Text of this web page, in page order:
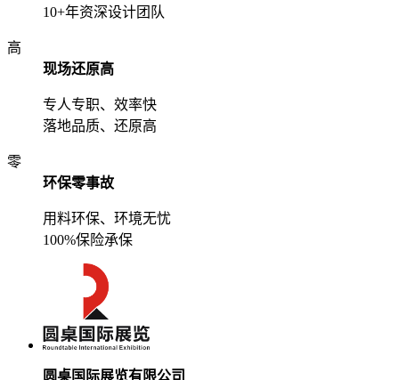
10+年资深设计团队
高
现场还原高
专人专职、效率快
落地品质、还原高
零
环保零事故
用料环保、环境无忧
100%保险承保
圆桌国际展览有限公司